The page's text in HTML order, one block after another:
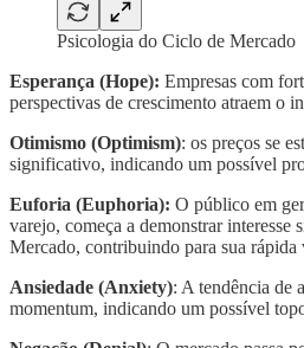
Psicologia do Ciclo de Mercado
Esperança (Hope): Empresas com
perspectivas de crescimento atraem o
Otimismo (Optimism): os preços se
significativo, indicando um possível
Euforia (Euphoria): O público em
varejo, começa a demonstrar
Mercado, contribuindo para sua rápida
Ansiedade (Anxiety): A tendência de
momentum, indicando um possível